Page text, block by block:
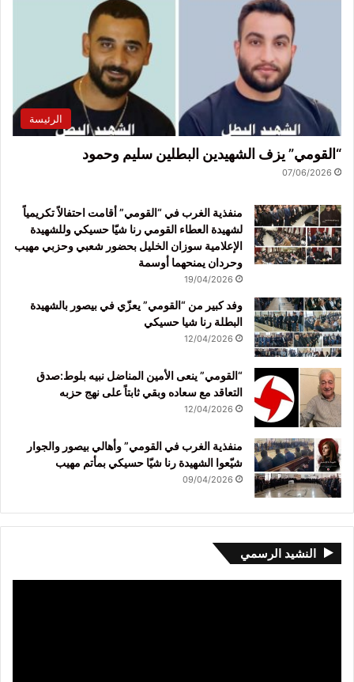
الرئيسة
“القومي” يزف الشهيدين البطلين سليم وحمود
07/06/2026
منفذية الغرب في “القومي” أقامت احتفالاً تكريمياً
لشهيدة العطاء القومي رنا شيّا حسيكي وللشهيدة
الإعلامية سوزان الخليل بحضور شعبي وحزبي مهيب
وحردان يمنحهما أوسمة
19/04/2026
وفد كبير من “القومي” يعزّي في بيصور بالشهيدة
البطلة رنا شيا حسيكي
12/04/2026
“القومي” ينعى الأمين المناضل نبيه بلوط:صدق
التعاقد مع سعاده وبقي ثابتاً على نهج حزبه
12/04/2026
منفذية الغرب في القومي” وأهالي بيصور والجوار
شيّعوا الشهيدة رنا شيّا حسيكي بمأتم مهيب
09/04/2026
النشيد الرسمي